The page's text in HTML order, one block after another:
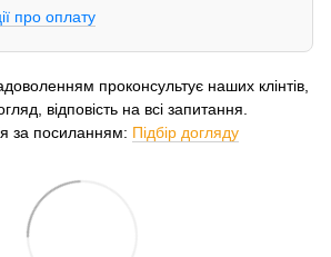
про оплату
проконсультує наших клінтів,
відповість на всі запитання.
за посиланням: Підбір догляду